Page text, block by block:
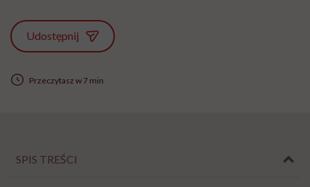
Udostępnij
Przeczytasz w 7 min
SPIS TREŚCI